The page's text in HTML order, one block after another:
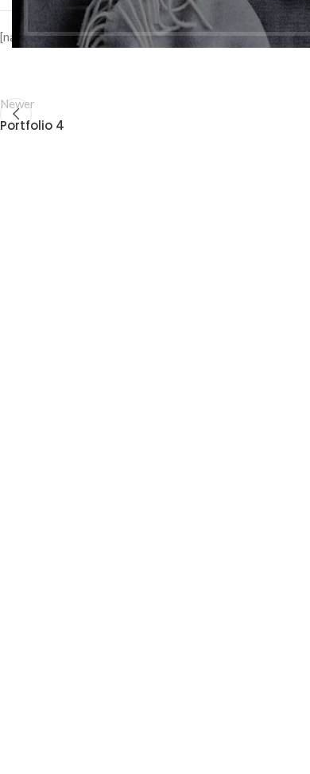
[nasa_share][/vc_column_text][/vc_column][/vc_row]
Newer
Portfolio 4